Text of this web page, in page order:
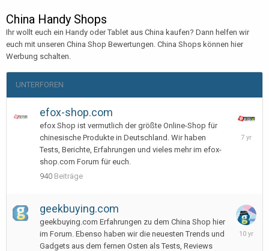
China Handy Shops
Ihr wollt euch ein Handy oder Tablet aus China kaufen? Dann helfen wir
euch mit unseren China Shop Bewertungen. China Shops können hier
Werbung schalten.
UNTERFOREN
efox-shop.com
efox Shop ist vermutlich der größte Online-Shop für
chinesische Produkte in Deutschland. Wir haben
Tests, Berichte, Erfahrungen und vieles mehr im efox-
shop.com Forum für euch.
940 Beiträge
January
geekbuying.com
geekbuying.com Erfahrungen zu dem China Shop hier
im Forum. Ebenso haben wir die neuesten Trends und
Gadgets aus dem fernen Osten als Tests, Reviews
January